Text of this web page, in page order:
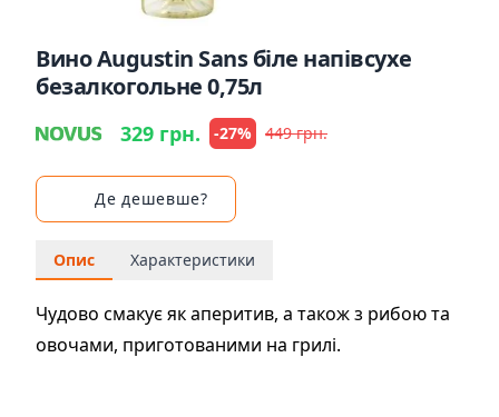
Вино Augustin Sans біле напівсухе
безалкогольне 0,75л
329 грн. -27% 449 грн.
Де дешевше?
Опис Характеристики
Чудово смакує як аперитив, а також з рибою та
овочами, приготованими на грилі.